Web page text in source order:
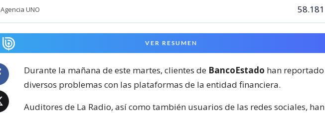
Agencia UNO 58.181
VER RESUMEN
Durante la mañana de este martes, clientes de BancoEstado han reportado
diversos problemas con las plataformas de la entidad financiera.
Auditores de La Radio, así como también usuarios de las redes sociales, han